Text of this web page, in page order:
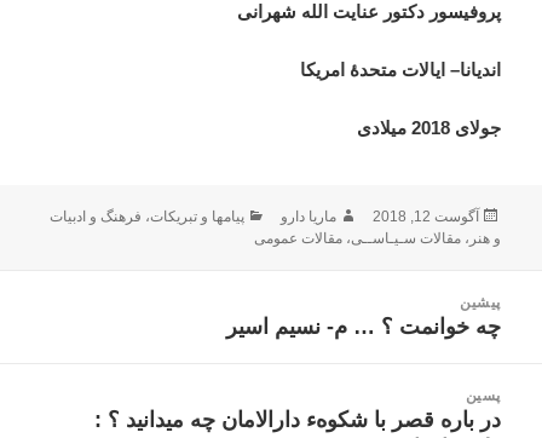
پروفیسور دکتور عنایت الله شهرانی
اندیانا– ایالات متحدۀ امریکا
جولای 2018 میلادی
ارسال
شده
آگوست 12, 2018 نویسنده
ماریا دارو دسته‌ها
پیامها و تبریکات، فرهنگ و ادبیات
و هنر ،مقالات سـیـاســی،مقالات عمومی
نوشتهپیشین
نوشته
چه خوانمت ؟ … م- نسیم اسیر
پسین
نوشته
در باره قصر با شکوهء دارالامان چه میدانید ؟ :